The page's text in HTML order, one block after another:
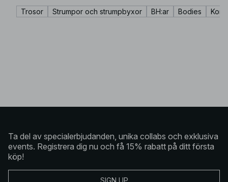
Trosor Strumpor och strumpbyxor BH:ar Bodies
Ta del av specialerbjudanden, unika collabs och exklusiva
events. Registrera dig nu och få 15% rabatt på ditt första
köp!
SIGN UP